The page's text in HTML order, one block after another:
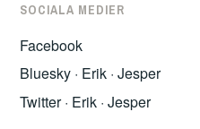
SOCIALA MEDIER
Facebook
Bluesky · Erik ·Jesper
Twitter· Erik ·Jesper